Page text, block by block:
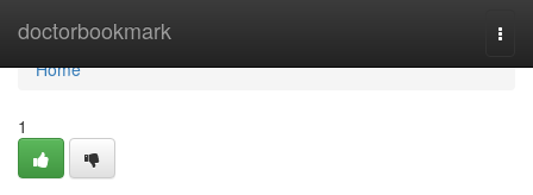
doctorbookmark
Home
Home
1